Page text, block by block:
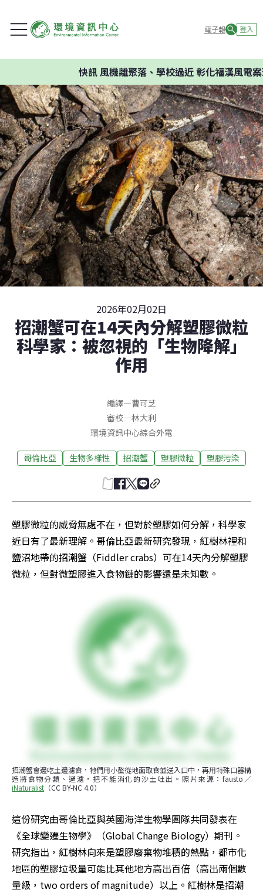
電子報 登入
風機離聚落、學校過近 彰化福漢風電案環
2026年02月02日
招潮蟹可在14天內分解塑膠微粒
科學家：被忽視的「生物降解」
作用
編譯—曹可芝
審校—林大利
環境資訊中心綜合外電
哥倫比亞 生物多樣性 招潮蟹 塑膠微粒 塑膠污染
塑膠微粒的威脅無處不在，但對於塑膠如何分解，科學家
近日有了最新理解。哥倫比亞最新研究發現，紅樹林裡和
鹽沼地帶的招潮蟹（Fiddler crabs）可在14天內分解塑膠
微粒，但對微塑膠進入食物鏈的影響還是未知數。
招潮蟹會邊吃土邊濾食，牠們用小螯從地面取食並送入口中，再用特殊口器構
造將食物分類、過濾，把不能消化的沙土吐出。照片來源：fausto／
iNaturalist （CC BY-NC 4.0）
這份研究由哥倫比亞與英國海洋生物學團隊共同發表在
《全球變遷生物學》（Global Change Biology）期刊。
研究指出，紅樹林向來是塑膠廢棄物堆積的熱點，都市化
地區的塑膠垃圾量可能比其他地方高出百倍（高出兩個數
量級，two orders of magnitude）以上。紅樹林是招潮